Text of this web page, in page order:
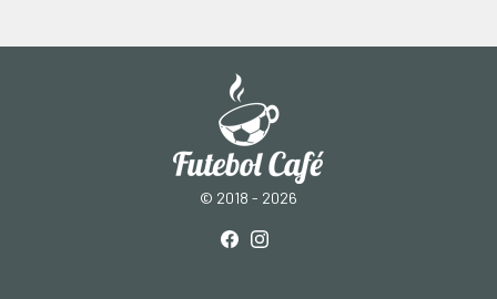
© 2018 - 2026